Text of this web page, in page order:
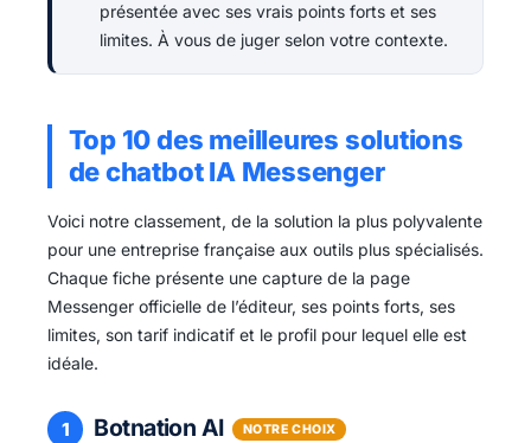
présentée avec ses vrais points forts et ses
limites. À vous de juger selon votre contexte.
Top 10 des meilleures solutions
de chatbot IA Messenger
Voici notre classement, de la solution la plus polyvalente
pour une entreprise française aux outils plus spécialisés.
Chaque fiche présente une capture de la page
Messenger officielle de l’éditeur, ses points forts, ses
limites, son tarif indicatif et le profil pour lequel elle est
idéale.
1 Botnation AI NOTRE CHOIX